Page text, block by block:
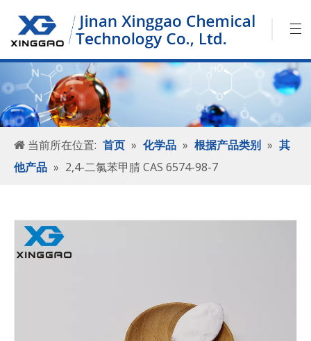
当前所在位置: 首页 » 化学品 » 根据产品类别 » 其
他产品 » 2,4-二氯苯甲腈 CAS 6574-98-7